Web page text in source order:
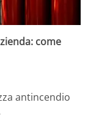
come
antincendio